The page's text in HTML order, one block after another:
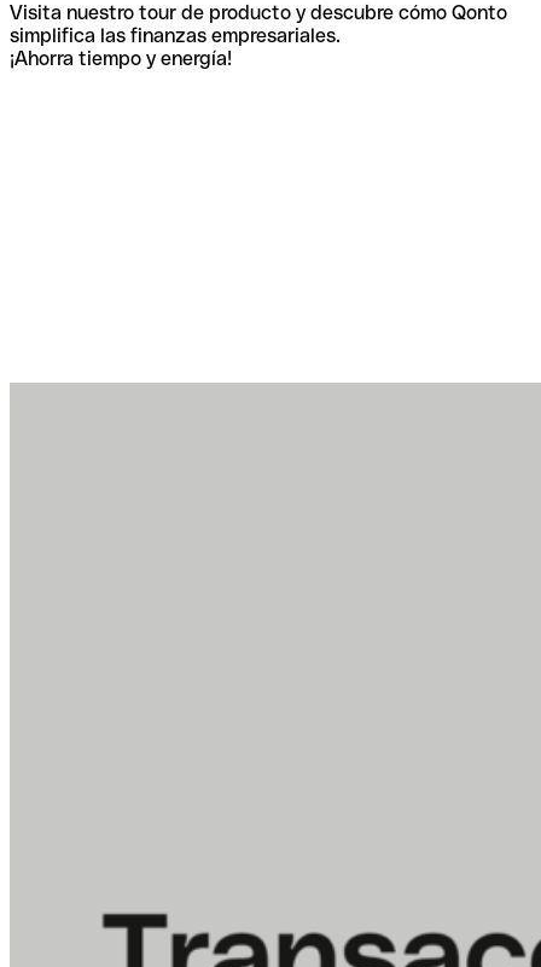
Visita nuestro tour de producto y descubre cómo Qonto
simplifica las finanzas empresariales.
¡Ahorra tiempo y energía!